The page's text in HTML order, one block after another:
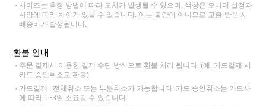
사이즈는 측정 방법에 따라 오차가 발생될 수 있으며, 색상은 모니터 설정과
사양에 따라 차이가 있을 수 있습니다. 이는 불량이 아니므로 교환·반품 시
배송비가 발생됩니다.
환불 안내
주문 결제시 이용한 결제 수단 방식으로 환불 처리 됩니다. (예: 카드결제 시
카드 승인취소로 환불)
카드결제 : 전체취소 또는 부분취소가 가능합니다. 카드 승인취소는 카드사
에 따라 1~3일 소요될 수 있습니다.